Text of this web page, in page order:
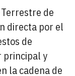
de
directa por el
de
principal y
la cadena de